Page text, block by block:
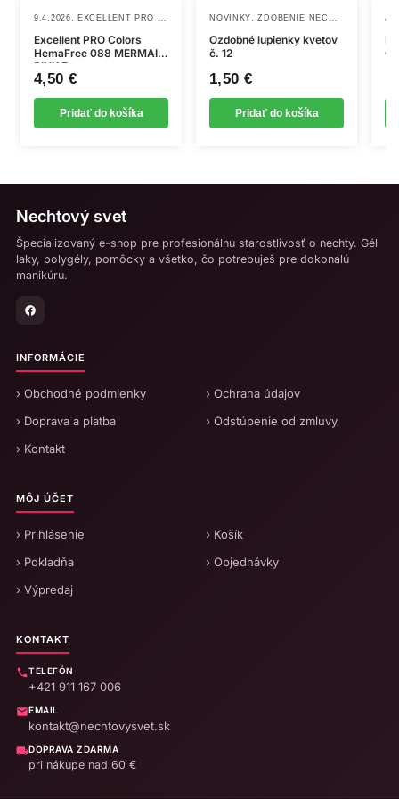
poškodeniu.
Jednoduchosť práce s rozšíreniami a opravami – ideálne
pre prácu na formulári alebo šablóne, umožňuje zostaviť
pevné a odolné rozšírenia.
LED/UV lampami, čo optimalizuje čas stylingu.
produkty, ktoré uľahčia a urýchlia prácu.
Zloženie: akrylátový kopolymér, hydroxypropylmetakrylát,
CI77891, CI77491, CI47000, CI42090, CI77499
9.4.2026 ,EXCELLENT PRO GÉL LAKY GÉL LAKY ,NOVINKY
Excellent PRO Colors
HemaFree 088 MERMAID
PINK 7g
4,50 €
Pridať do košíka
NOVINKY ,ZDOBENIE NECHTOV
Ozdobné lupienky kvetov
č. 12
1,50 €
Pridať do košíka
Nechtový svet
Špecializovaný e-shop pre profesionálnu starostlivosť o nechty. Gél
laky, polygély, pomôcky a všetko, čo potrebuješ pre dokonalú
manikúru.
INFORMÁCIE
› Obchodné podmienky
› Ochrana údajov
› Doprava a platba
› Odstúpenie od zmluvy
› Kontakt
MÔJ ÚČET
› Prihlásenie
› Košík
› Pokladňa
› Objednávky
› Výpredaj
KONTAKT
TELEFÓN
+421 911 167 006
EMAIL
kontakt@nechtovysvet.sk
DOPRAVA ZDARMA
pri nákupe nad 60 €